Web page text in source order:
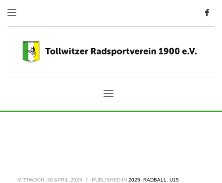
MITTWOCH, 30 APRIL 2025 / PUBLISHED IN 2025 RADBALL U15